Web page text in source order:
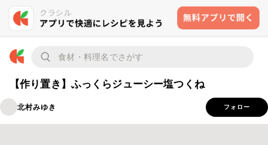
【作り置き】ふっくらジューシー塩つくね
北村みゆき フォロー